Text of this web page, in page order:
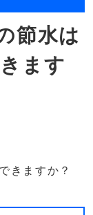
節水は
ます
きますか？